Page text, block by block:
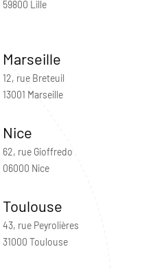
59800 Lille
Marseille
12, rue Breteuil
13001 Marseille
Nice
62, rue Gioffredo
06000 Nice
Toulouse
43, rue Peyrolières
31000 Toulouse